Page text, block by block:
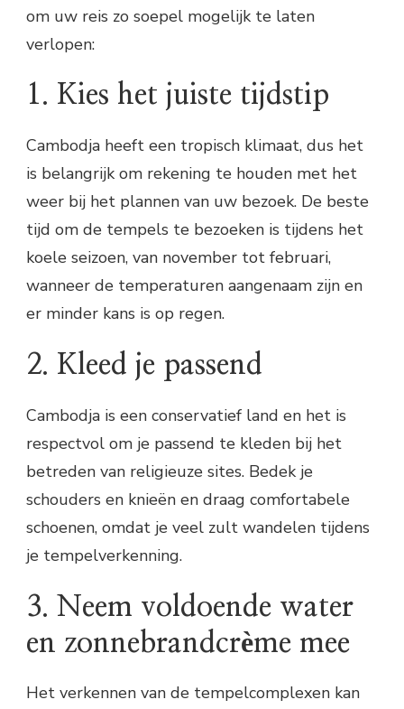
om uw reis zo soepel mogelijk te laten
verlopen:
1. Kies het juiste tijdstip
Cambodja heeft een tropisch klimaat, dus het
is belangrijk om rekening te houden met het
weer bij het plannen van uw bezoek. De beste
tijd om de tempels te bezoeken is tijdens het
koele seizoen, van november tot februari,
wanneer de temperaturen aangenaam zijn en
er minder kans is op regen.
2. Kleed je passend
Cambodja is een conservatief land en het is
respectvol om je passend te kleden bij het
betreden van religieuze sites. Bedek je
schouders en knieën en draag comfortabele
schoenen, omdat je veel zult wandelen tijdens
je tempelverkenning.
3. Neem voldoende water
en zonnebrandcrème mee
Het verkennen van de tempelcomplexen kan